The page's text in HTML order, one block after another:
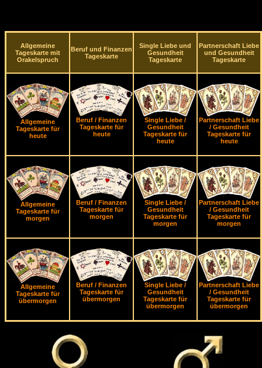
Allgemeine
Tageskarte mit
Orakelspruch
Beruf und Finanzen
Tageskarte
Single Liebe und
Gesundheit
Tageskarte
Partnerschaft Liebe
und Gesundheit
Tageskarte
Allgemeine
Tageskarte für
heute
Beruf / Finanzen
Tageskarte für
heute
Single Liebe /
Gesundheit
Tageskarte für
heute
Partnerschaft Liebe
/ Gesundheit
Tageskarte für
heute
Allgemeine
Tageskarte für
morgen
Beruf / Finanzen
Tageskarte für
morgen
Single Liebe /
Gesundheit
Tageskarte für
morgen
Partnerschaft Liebe
/ Gesundheit
Tageskarte für
morgen
Allgemeine
Tageskarte für
übermorgen
Beruf / Finanzen
Tageskarte für
übermorgen
Single Liebe /
Gesundheit
Tageskarte für
übermorgen
Partnerschaft Liebe
/ Gesundheit
Tageskarte für
übermorgen